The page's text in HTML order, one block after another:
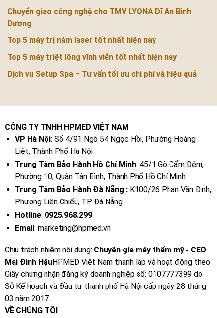
Chuyển giao công nghệ cho TMV LYONA Dĩ An Bình
Dương
Top 5 máy trị nám laser tốt nhất hiện nay
Top 5 máy triệt lông vĩnh viễn tốt nhất hiện nay
Dịch vụ Setup Spa – Tư vấn tối ưu chi phí và hiệu quả
CÔNG TY TNHH HPMED VIỆT NAM
VP Hà Nội: Số 4/91 Ngõ 54 Ngọc Hồi, Phường Hoàng
Liệt, Thành Phố Hà Nội
Trung Tâm Bảo Hành Hồ Chí Minh: 45/1 Gò Cẩm Đệm,
Phường 10, Quận Tân Bình, Thành Phố Hồ Chí Minh
Trung Tâm Bảo Hành Đà Nẵng :K100/26 Phan Văn Định,
Phường Liên Chiểu, TP Đà Nẵng
Hotline: 0925.968.299
Email: marketing@hpmed.vn
Chịu trách nhiệm nội dung: Chuyên gia máy thẩm mỹ - CEO
Mai Đình HậuHPMED Việt Nam thành lập và hoạt động theo
Giấy chứng nhận đăng ký doanh nghiệp số: 0107777399 do
Sở Kế hoạch và Đầu tư thành phố Hà Nội cấp ngày 28 tháng
03 năm 2017.
VỀ CHÚNG TÔI